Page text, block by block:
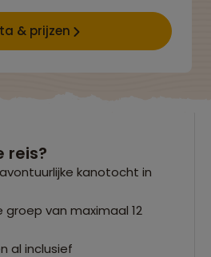
& prijzen
reis?
kanotocht in
groep van maximaal 12
al inclusief